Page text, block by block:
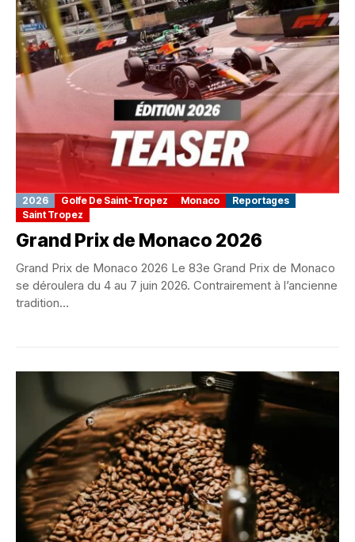
2026 Golfe De Saint-Tropez Monaco
Reportages
Saint Tropez
Grand Prix de Monaco 2026
Grand Prix de Monaco 2026 Le 83e Grand Prix de Monaco
se déroulera du 4 au 7 juin 2026. Contrairement à l’ancienne
tradition...